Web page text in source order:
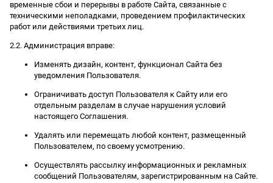
временные сбои и перерывы в работе Сайта, связанные с
техническими неполадками, проведением профилактических
работ или действиями третьих лиц.
2.2. Администрация вправе:
Изменять дизайн, контент, функционал Сайта без
уведомления Пользователя.
Ограничивать доступ Пользователя к Сайту или его
отдельным разделам в случае нарушения условий
настоящего Соглашения.
Удалять или перемещать любой контент, размещенный
Пользователем, по своему усмотрению.
Осуществлять рассылку информационных и рекламных
сообщений Пользователям, зарегистрированным на Сайте.